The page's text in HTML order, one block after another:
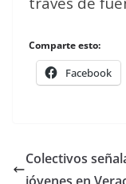
Comparte esto:
Facebook
Colectivos